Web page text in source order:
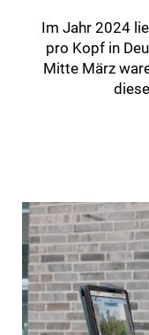
Im Jahr 2024
pro Kopf in
Mitte März